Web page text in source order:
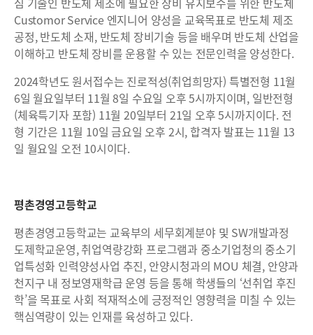
Customor Service 엔지니어 양성을 교육목표로 반도체 제조
공정, 반도체 소재, 반도체 장비기술 등을 배우며 반도체 산업을
이해하고 반도체 장비를 운용할 수 있는 전문인력을 양성한다.
2024학년도 원서접수는 진로적성(취업희망자) 특별전형 11월
6일 월요일부터 11월 8일 수요일 오후 5시까지이며, 일반전형
(체육특기자 포함) 11월 20일부터 21일 오후 5시까지이다. 전
형 기간은 11월 10일 금요일 오후 2시, 합격자 발표는 11월 13
일 월요일 오전 10시이다.
평촌경영고등학교
평촌경영고등학교는 교육부의 세무회계분야 및 SW개발과정
도제학교운영, 취업역량강화 프로그램과 중소기업청의 중소기
업특성화 인력양성사업 추진, 안양시청과의 MOU 체결, 안양과
천지구 내 정보영재학급 운영 등을 통해 학생들의 ‘선취업 후진
학’을 목표로 사회 적재적소에 긍정적인 영향력을 미칠 수 있는
핵심역량이 있는 인재를 육성하고 있다.